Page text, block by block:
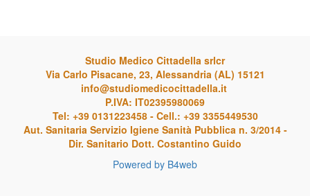
Studio Medico Cittadella srlcr
Via Carlo Pisacane, 23, Alessandria (AL) 15121
info@studiomedicocittadella.it
P.IVA: IT02395980069
Tel: +39 0131223458 - Cell.: +39 3355449530
Aut. Sanitaria Servizio Igiene Sanità Pubblica n. 3/2014 -
Dir. Sanitario Dott. Costantino Guido
Powered by B4web